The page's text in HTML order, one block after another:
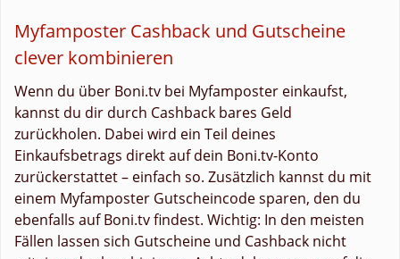
Myfamposter Cashback und Gutscheine
clever kombinieren
Wenn du über Boni.tv bei Myfamposter einkaufst,
kannst du dir durch Cashback bares Geld
zurückholen. Dabei wird ein Teil deines
Einkaufsbetrags direkt auf dein Boni.tv-Konto
zurückerstattet – einfach so. Zusätzlich kannst du mit
einem Myfamposter Gutscheincode sparen, den du
ebenfalls auf Boni.tv findest. Wichtig: In den meisten
Fällen lassen sich Gutscheine und Cashback nicht